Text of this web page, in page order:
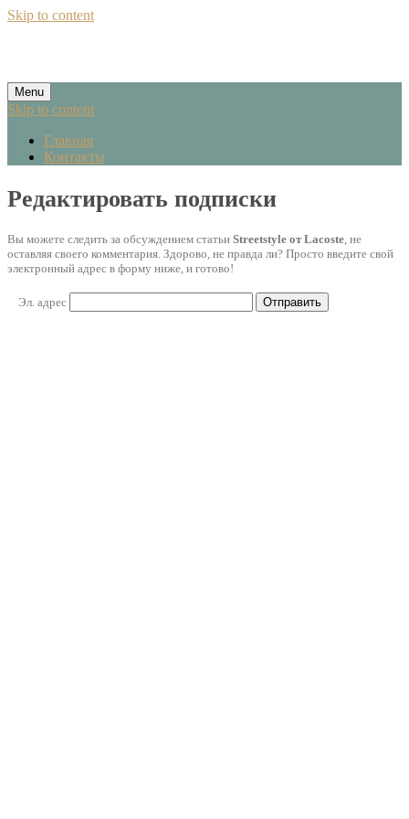
Skip to content
Menu
Skip to content
Главная
Контакты
Редактировать подписки
Вы можете следить за обсуждением статьи Streetstyle от Lacoste, не
оставляя своего комментария. Здорово, не правда ли? Просто введите свой
электронный адрес в форму ниже, и готово!
Эл. адрес